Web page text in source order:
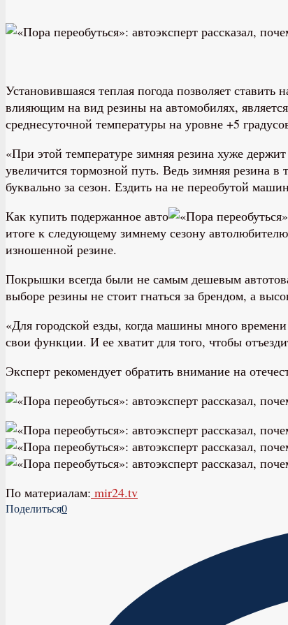
Установившаяся теплая погода позволяет
влияющим на вид резины на автомобилях,
среднесуточной температуры на уровне +5
«При этой температуре зимняя резина хуже
увеличится тормозной путь. Ведь зимняя резина
буквально за сезон. Ездить на не переобутой
Как купить подержанное авто
итоге к следующему зимнему сезону
изношенной резине.
Покрышки всегда были не самым дешевым
выборе резины не стоит гнаться за брендом, а
«Для городской езды, когда машины много
свои функции. И ее хватит для того, чтобы
Эксперт рекомендует обратить внимание на
По материалам: mir24.tv
Поделиться0